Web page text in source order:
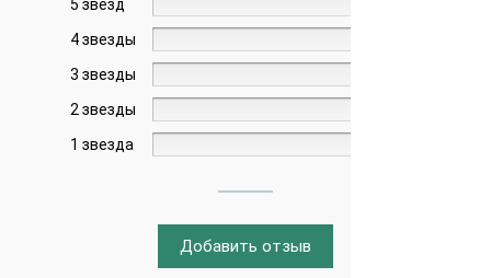
5 звёзд
4 звезды
3 звезды
2 звезды
1 звезда
Добавить отзыв